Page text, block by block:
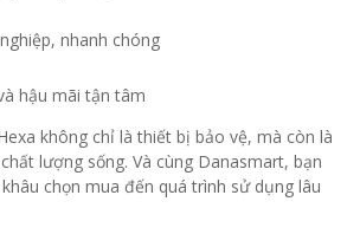
nhanh chóng
hậu mãi tận tâm
không chỉ là thiết bị bảo vệ, mà còn là
lượng sống. Và cùng Danasmart, bạn
chọn mua đến quá trình sử dụng lâu